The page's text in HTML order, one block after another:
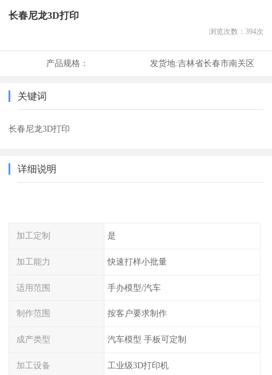
长春尼龙3D打印
浏览次数： 394次
产品规格： 发货地:吉林省长春市南关区
关键词
长春尼龙3D打印
详细说明
加工定制 是
加工能力 快速打样小批量
适用范围 手办模型/汽车
制作范围 按客户要求制作
成产类型 汽车模型 手板可定制
加工设备 工业级3D打印机